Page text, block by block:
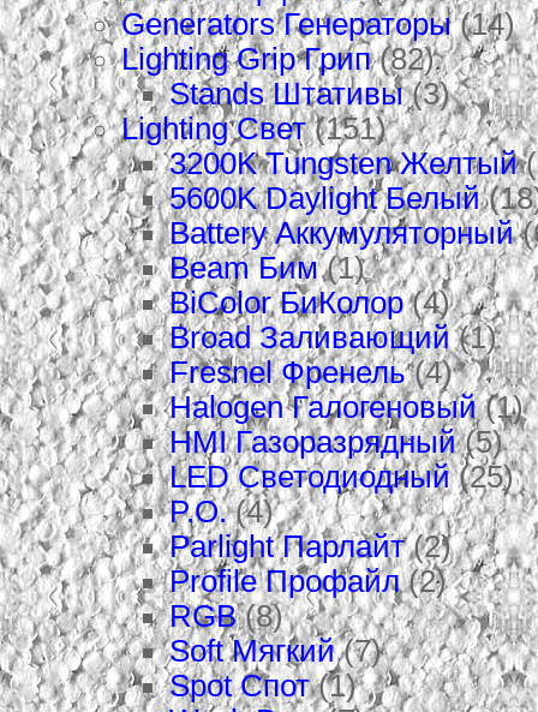
Generators Генераторы(14)
Lighting Grip Грип(82)
Stands Штативы(3)
Lighting Свет(151)
3200K Tungsten Желтый
5600K Daylight Белый
Battery Аккумуляторный
Beam Бим(1)
BiColor БиКолор(4)
Broad Заливающий(1)
Fresnel Френель(4)
Halogen Галогеновый(1)
HMI Газоразрядный(5)
LED Светодиодный(25)
P.O.(4)
Parlight Парлайт(2)
Profile Профайл(2)
RGB(8)
Soft Мягкий(7)
Spot Спот(1)